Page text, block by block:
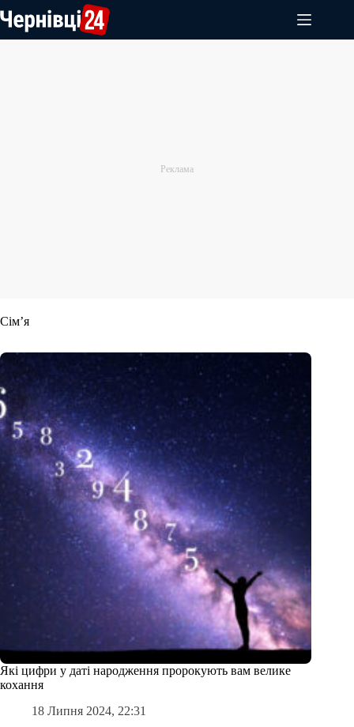
до
вмісту
Сім’я
Які цифри у даті народження пророкують вам велике
кохання
18 Липня 2024, 22:31